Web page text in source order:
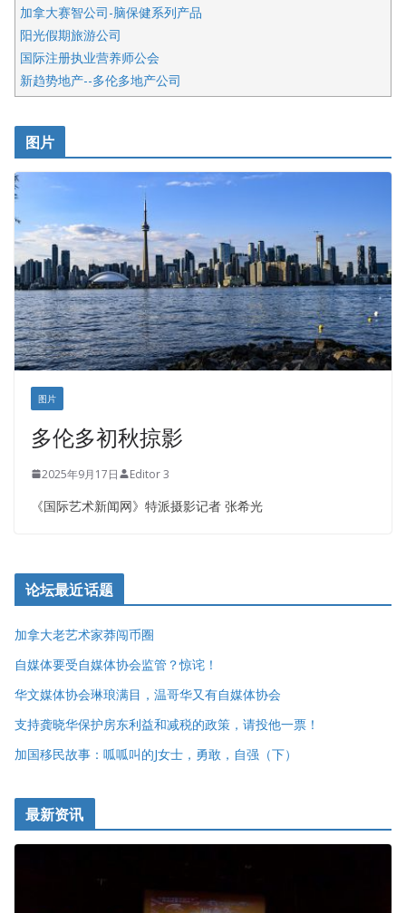
加拿大赛智公司-脑保健系列产品
阳光假期旅游公司
国际注册执业营养师公会
新趋势地产--多伦多地产公司
开明车行KS CAR SALES & SERVICE
健健宝公司
皇后金融集团
正点印艺设计
图片
图片
多伦多初秋掠影
2025年9月17日 Editor 3
《国际艺术新闻网》特派摄影记者 张希光
论坛最近话题
加拿大老艺术家莽闯币圈
自媒体要受自媒体协会监管？惊诧！
华文媒体协会琳琅满目，温哥华又有自媒体协会
支持龚晓华保护房东利益和减税的政策，请投他一票！
加国移民故事：呱呱叫的J女士，勇敢，自强（下）
最新资讯